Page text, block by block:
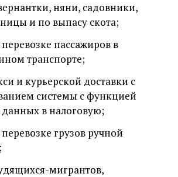
няни, садовники,
и по выпасу скота;
пассажиров в
транспорте;
и курьерской доставки с
системы с функцией
в налоговую;
грузов ручной
мигрантов,